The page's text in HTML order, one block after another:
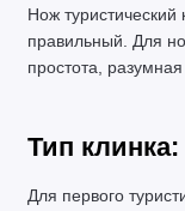
Нож
правильный. Для
простота,
Тип
Для первого